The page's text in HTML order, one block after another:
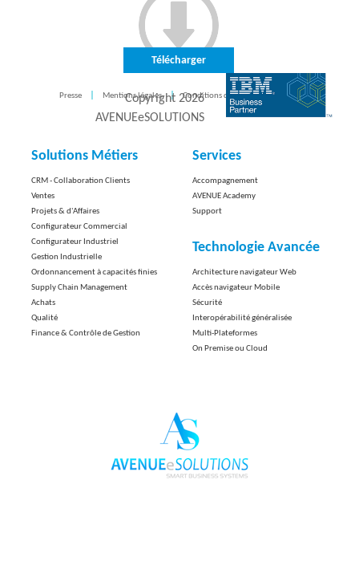
Télécharger
Presse Mentions légales Conditions d'utilisation CONTACT
Copyright 2026
AVENUEeSOLUTIONS
Solutions Métiers
CRM - Collaboration Clients
Ventes
Projets & d'Affaires
Configurateur Commercial
Configurateur Industriel
Gestion Industrielle
Ordonnancement à capacités finies
Supply Chain Management
Achats
Qualité
Finance & Contrôle de Gestion
Services
Accompagnement
AVENUE Academy
Support
Technologie Avancée
Architecture navigateur Web
Accès navigateur Mobile
Sécurité
Interopérabilité généralisée
Multi-Plateformes
On Premise ou Cloud